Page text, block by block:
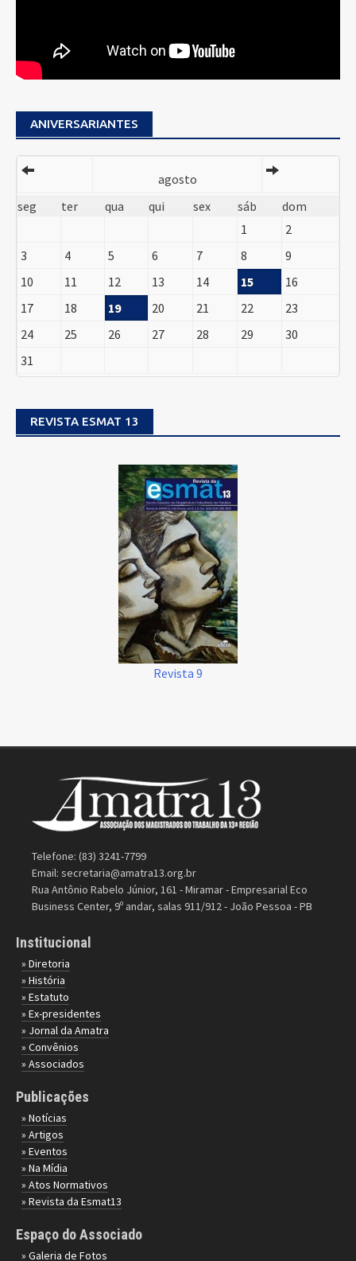
ANIVERSARIANTES
agosto
seg
ter qua qui sex sáb
dom
1
2
3
4 5 6 7 8
9
10
11 12 13 14 15
16
17
18 19 20 21 22
23
24
25 26 27 28 29
30
31
REVISTA ESMAT 13
Revista 9
Telefone: (83) 3241-7799
Email: secretaria@amatra13.org.br
Rua Antônio Rabelo Júnior, 161 - Miramar - Empresarial Eco
Business Center, 9º andar, salas 911/912 - João Pessoa - PB
Institucional
» Diretoria
» História
» Estatuto
» Ex-presidentes
» Jornal da Amatra
» Convênios
» Associados
Publicações
» Notícias
» Artigos
» Eventos
» Na Mídia
» Atos Normativos
» Revista da Esmat13
Espaço do Associado
» Galeria de Fotos